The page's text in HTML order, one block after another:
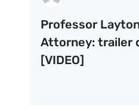
Professor
Attorney: trailer
[VIDEO]